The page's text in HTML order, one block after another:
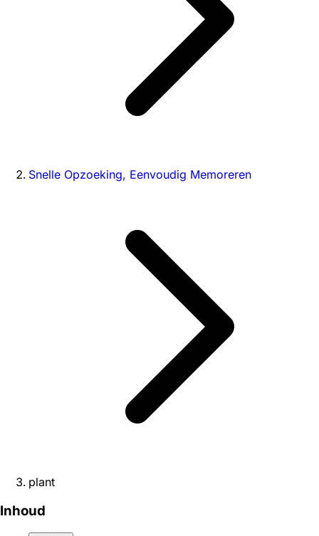
Snelle Opzoeking, Eenvoudig Memoreren
plant
Inhoud